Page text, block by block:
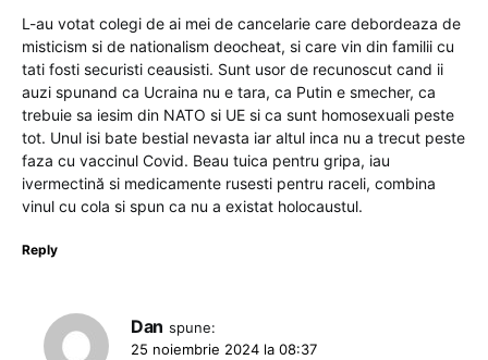
L-au votat colegi de ai mei de cancelarie care debordeaza de
misticism si de nationalism deocheat, si care vin din familii cu
tati fosti securisti ceausisti. Sunt usor de recunoscut cand ii
auzi spunand ca Ucraina nu e tara, ca Putin e smecher, ca
trebuie sa iesim din NATO si UE si ca sunt homosexuali peste
tot. Unul isi bate bestial nevasta iar altul inca nu a trecut peste
faza cu vaccinul Covid. Beau tuica pentru gripa, iau
ivermectină si medicamente rusesti pentru raceli, combina
vinul cu cola si spun ca nu a existat holocaustul.
Reply
Dan spune:
25 noiembrie 2024 la 08:37